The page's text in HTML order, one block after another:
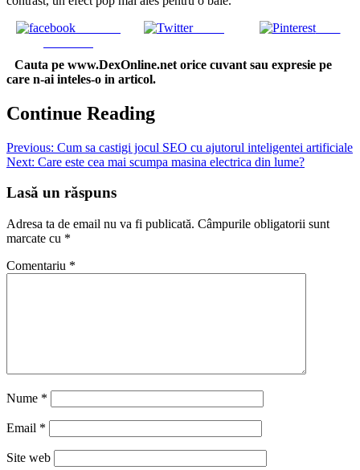
Tweet Save
Cauta pe www.DexOnline.net orice cuvant sau expresie pe
care n-ai inteles-o in articol.
Continue Reading
Previous: Cum sa castigi jocul SEO cu ajutorul inteligentei artificiale
Next: Care este cea mai scumpa masina electrica din lume?
Lasă un răspuns
Adresa ta de email nu va fi publicată. Câmpurile obligatorii sunt
marcate cu *
Comentariu *
Nume *
Email *
Site web